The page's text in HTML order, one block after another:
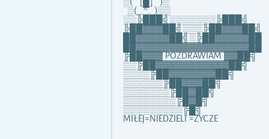
░(¯`[█]´¯)░
░(_.^._)░░
░░╠███╣░░░░░░░╠███╣
╠██▓▓▓██╣░░░╠██▓▓▓██╣
██▓▓▓▓▓██╣░╠██▓▓▓▓▓██
██▓▓▓▓▓▓▓▓▓▓▓▓▓▓▓▓▓██
╠██▓▓▓ POZDRAWIAM ▓▓██╣
░░╠██▓▓▓▓▓▓▓▓▓▓▓██╣
░░░░╠██▓▓▓▓▓▓▓██╣
░░░░░░╠██▓▓▓██╣
░░░░░░░╠██▓██╣
░░░░░░░░╠█▓█╣
░░░░░░░░░╠█╣
MIŁEJ=NIEDZIELI =ŻYCZE